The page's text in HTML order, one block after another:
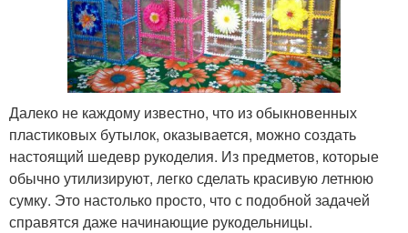
Далеко не каждому известно, что из обыкновенных
пластиковых бутылок, оказывается, можно создать
настоящий шедевр рукоделия. Из предметов, которые
обычно утилизируют, легко сделать красивую летнюю
сумку. Это настолько просто, что с подобной задачей
справятся даже начинающие рукодельницы.